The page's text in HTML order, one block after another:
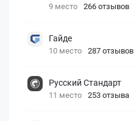
9 место 266 отзывов
Гайде
10 место 287 отзывов
Русский Стандарт
11 место 253 отзыва